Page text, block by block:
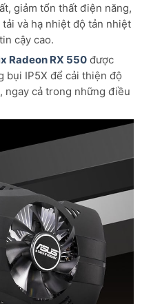
giảm tổn thất điện năng,
và hạ nhiệt độ tản nhiệt
cậy cao.
Radeon RX 550 được
bụi IP5X để cải thiện độ
ngay cả trong những điều